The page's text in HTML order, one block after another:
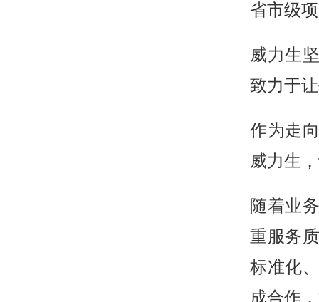
省市级
威力生
致力于
作为走
威力生
随着业
重服务
标准化
成合作